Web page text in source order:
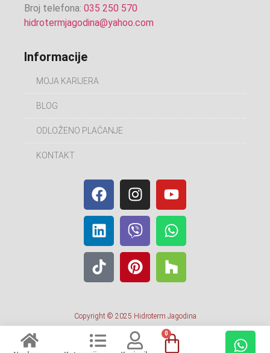
Broj telefona: 035 250 570
hidrotermjagodina@yahoo.com
Informacije
MOJA KARIJERA
BLOG
ODLOŽENO PLAĆANJE
KONTAKT
Copyright © 2025 Hidroterm Jagodina
0